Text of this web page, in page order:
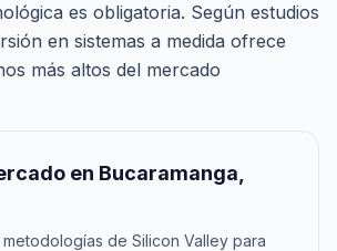
es obligatoria. Según estudios
en sistemas a medida ofrece
más altos del mercado
en Bucaramanga,
metodologías de Silicon Valley para